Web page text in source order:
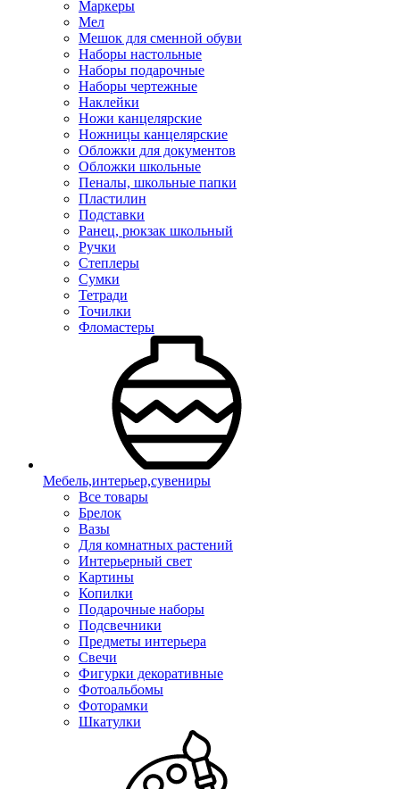
Маркеры
Мел
Мешок для сменной обуви
Наборы настольные
Наборы подарочные
Наборы чертежные
Наклейки
Ножи канцелярские
Ножницы канцелярские
Обложки для документов
Обложки школьные
Пеналы, школьные папки
Пластилин
Подставки
Ранец, рюкзак школьный
Ручки
Степлеры
Сумки
Тетради
Точилки
Фломастеры
Мебель,интерьер,сувениры
Все товары
Брелок
Вазы
Для комнатных растений
Интерьерный свет
Картины
Копилки
Подарочные наборы
Подсвечники
Предметы интерьера
Свечи
Фигурки декоративные
Фотоальбомы
Фоторамки
Шкатулки